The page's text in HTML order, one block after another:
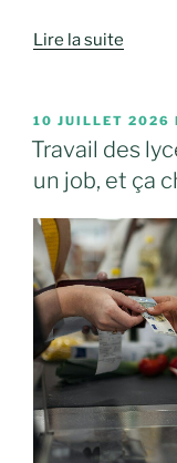
Lire la suite
PUBLIÉ
LE
10 JUILLET 2026
Travail des
un job, et ça